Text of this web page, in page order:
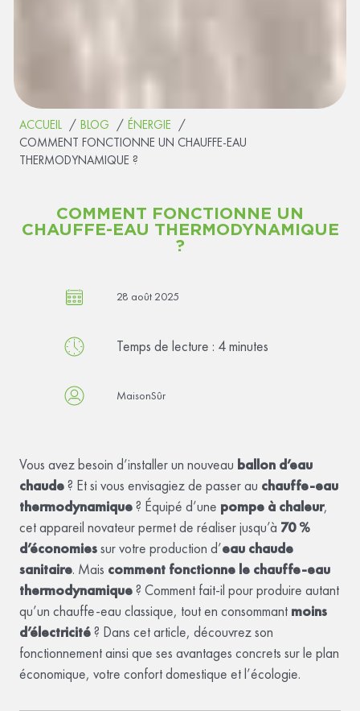
ACCUEIL BLOG
ÉNERGIE
COMMENT FONCTIONNE UN CHAUFFE-EAU
THERMODYNAMIQUE ?
COMMENT FONCTIONNE UN
CHAUFFE-EAU THERMODYNAMIQUE
?
28 août 2025
Temps de lecture : 4minutes
MaisonSûr
Vous avez besoin d’installer un nouveau ballon d’eau
chaude? Et si vous envisagiez de passer au chauffe-eau
thermodynamique? Équipé d’une pompe à chaleur,
cet appareil novateur permet de réaliser jusqu’à 70 %
d’économiessur votre production d’eau chaude
sanitaire. Mais comment fonctionne le chauffe-eau
thermodynamique? Comment fait-il pour produire autant
qu’un chauffe-eau classique, tout en consommant moins
d’électricité? Dans cet article, découvrez son
fonctionnement ainsi que ses avantages concrets sur le plan
économique, votre confort domestique et l’écologie.